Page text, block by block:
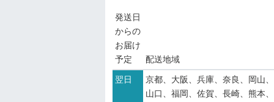
発送日
からの
お届け
予定
配送地域
翌日
京都、大阪、兵庫、奈良、岡山
山口、福岡、佐賀、長崎、熊本